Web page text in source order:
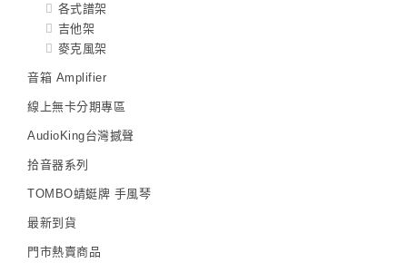
各式譜架
吉他架
麥克風架
音箱 Amplifier
線上無卡分期專區
AudioKing台灣撼聲
拾音器系列
TOMBO蜻蜓牌 手風琴
最新到貨
門市熱賣商品